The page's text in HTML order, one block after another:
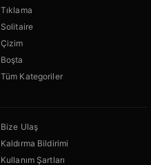
Tıklama
Solitaire
Çizim
Boşta
Tüm Kategoriler
Bize Ulaş
Kaldırma Bildirimi
Kullanım Şartları